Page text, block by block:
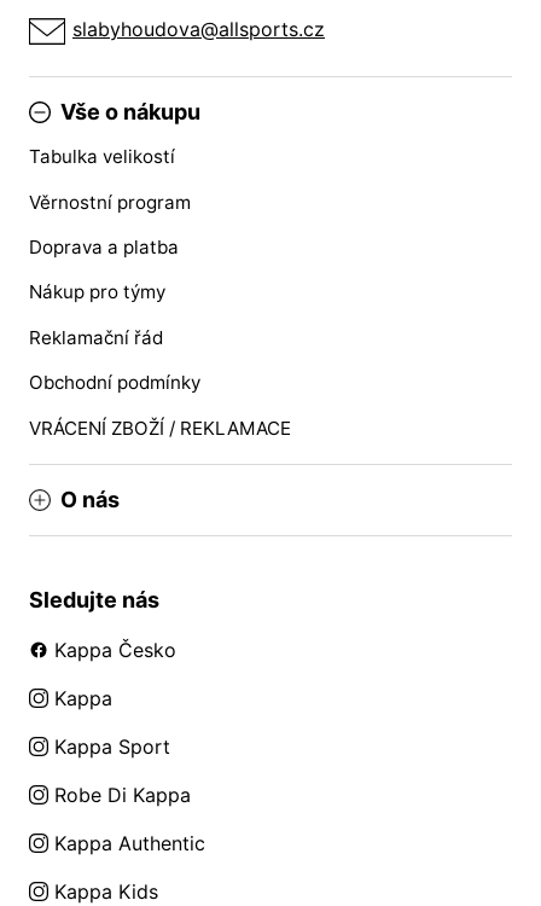
slabyhoudova@allsports.cz
Vše o nákupu
Tabulka velikostí
Věrnostní program
Doprava a platba
Nákup pro týmy
Reklamační řád
Obchodní podmínky
VRÁCENÍ ZBOŽÍ / REKLAMACE
O nás
Sledujte nás
Kappa Česko
Kappa
Kappa Sport
Robe Di Kappa
Kappa Authentic
Kappa Kids